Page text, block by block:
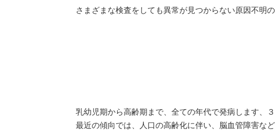
さまざまな検査をしても異常が見つからない原因不明
乳幼児期から高齢期まで、全ての年代で発病します、
最近の傾向では、人口の高齢化に伴い、脳血管障害な